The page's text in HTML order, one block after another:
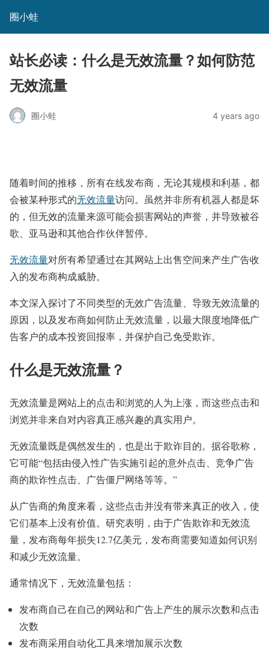
圈小蛙
站长必读：什么是无效流量？如何防范
无效流量
圈小蛙 4 years ago
随着时间的推移，所有在线发布商，无论其规模和利基，都
会被某种形式的无效流量访问。虽然并非所有机器人都是坏
的，但无效的流量来源可能会损害网站的声誉，并导致被谷
歌、亚马逊和其他合作伙伴暂停。
无效流量对所有希望通过在其网站上出售空间来产生广告收
入的发布商构成威胁。
本文深入探讨了不同类型的无效广告流量、导致无效流量的
原因，以及发布商如何防止无效流量，以最大限度地降低广
告客户的成本投资回报率，并保护自己免受欺诈。
什么是无效流量？
无效流量是网站上的点击和浏览的人为上涨，而这些点击和
浏览并非来自对内容真正感兴趣的真实用户。
无效流量既是偶然发生的，也是出于欺诈目的。据谷歌称，
它可能“包括由侵入性广告实施引起的意外点击、竞争广告
商的欺诈性点击、广告僵尸网络等等。”
从广告商的角度来看，这些点击并没有带来真正的收入，使
它们基本上没有价值。研究表明，由于广告欺诈和无效流
量，发布商每年损失12.7亿美元，发布商需要知道如何识别
和减少无效流量。
通常情况下，无效流量包括：
发布商自己在自己的网站和广告上产生的展示次数和点击
次数
发布商采用自动化工具来增加展示次数